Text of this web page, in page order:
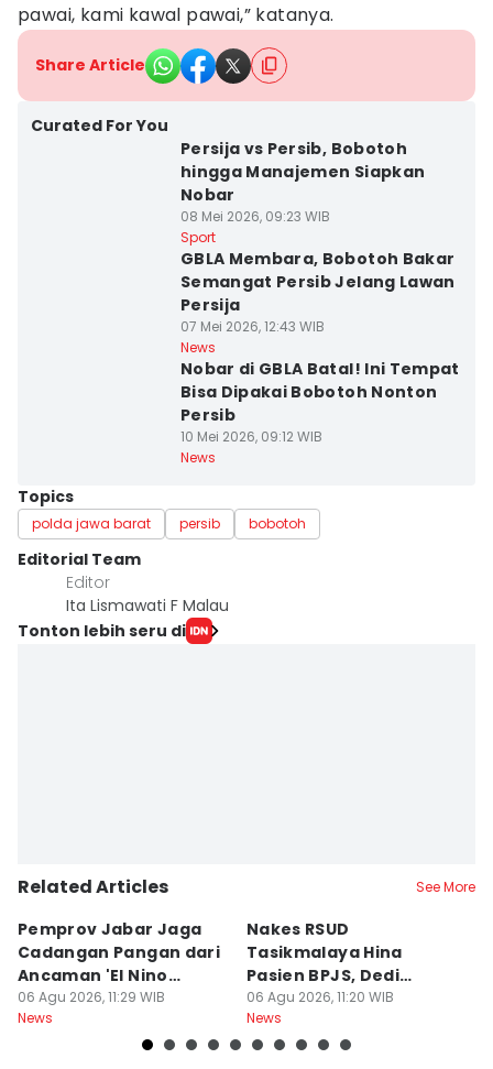
pawai, kami kawal pawai,” katanya.
Share Article
Curated For You
Persija vs Persib, Bobotoh
hingga Manajemen Siapkan
Nobar
08 Mei 2026, 09:23 WIB
Sport
GBLA Membara, Bobotoh Bakar
Semangat Persib Jelang Lawan
Persija
07 Mei 2026, 12:43 WIB
News
Nobar di GBLA Batal! Ini Tempat
Bisa Dipakai Bobotoh Nonton
Persib
10 Mei 2026, 09:12 WIB
News
Topics
polda jawa barat persib bobotoh
Editorial Team
Editor
Ita Lismawati F Malau
Tonton lebih seru di
Related Articles See More
Pemprov Jabar Jaga
Cadangan Pangan dari
Ancaman 'El Nino
Godzilla'
06 Agu 2026, 11:29 WIB
News
Nakes RSUD
Tasikmalaya Hina
Pasien BPJS, Dedi
Mulyadi Minta Disanksi
06 Agu 2026, 11:20 WIB
News